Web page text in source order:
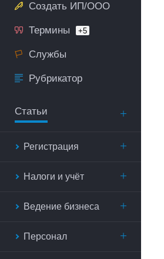
Создать ИП/ООО
Термины +5
Службы
Рубрикатор
Статьи
Регистрация
Налоги и учёт
Ведение бизнеса
Персонал